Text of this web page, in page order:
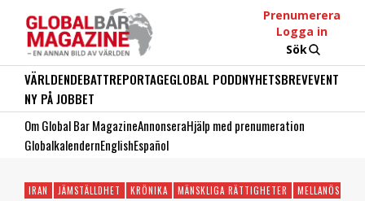
Prenumerera
Logga in
Sök
VÄRLDENDEBATTREPORTAGEGLOBAL PODDNYHETSBREVEVENT
NY PÅ JOBBET
Om Global Bar MagazineAnnonseraHjälp med prenumeration
GlobalkalendernEnglishEspañol
IRAN JÄMSTÄLLDHET KRÖNIKA MÄNSKLIGA RÄTTIGHETER MELLANÖSTERN